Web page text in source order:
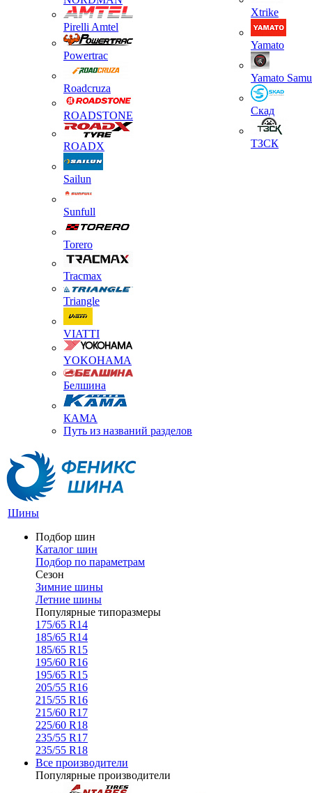
Pirelli Amtel
Powertrac
Roadcruza
ROADSTONE
ROADX
Sailun
Sunfull
Torero
Tracmax
Triangle
VIATTI
YOKOHAMA
Белшина
КАМА
Путь из названий разделов
Xtrike
Yamato
Yamato
Скад
ТЗСК
Шины
Подбор шин
Каталог шин
Подбор по параметрам
Сезон
Зимние шины
Летние шины
Популярные типоразмеры
175/65 R14
185/65 R14
185/65 R15
195/60 R16
195/65 R15
205/55 R16
215/55 R16
215/60 R17
225/60 R18
235/55 R17
235/55 R18
Все производители
Популярные производители